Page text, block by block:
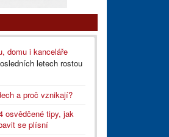
domu i kanceláře
letech rostou
a proč vznikají?
osvědčené tipy, jak
se plísní